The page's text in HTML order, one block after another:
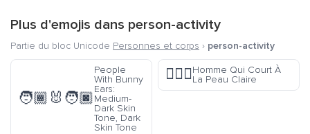
Plus d'emojis dans person-activity
Partie du bloc Unicode Personnes et corps › person-activity
🧑🏾‍🐰‍🧑🏿
People
With Bunny
Ears:
Medium-
Dark Skin
Tone, Dark
Skin Tone
🏃🏻‍♂️Homme Qui Court À
La Peau Claire